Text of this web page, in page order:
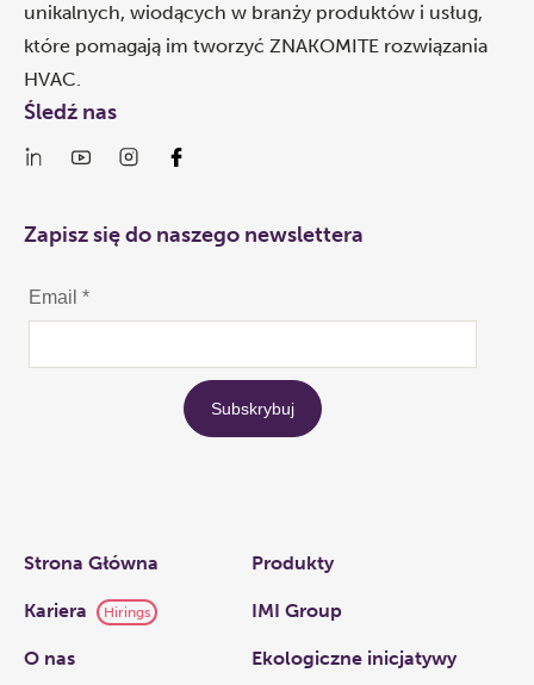
unikalnych, wiodących w branży produktów i usług,
które pomagają im tworzyć ZNAKOMITE rozwiązania
HVAC.
Links
Strona Główna Produkty
Kariera Hirings IMI Group
O nas​ Ekologiczne inicjatywy
Śledź nas
Zapisz się do naszego newslettera